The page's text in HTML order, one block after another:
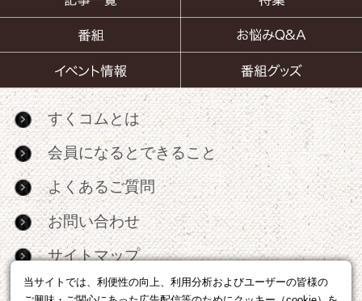
当サイトでは、利便性の向上、利用分析およびユーザーの皆様の
すくコムとは
会員になるとできること
よくあるご質問
お問い合わせ
サイトマップ
RSS